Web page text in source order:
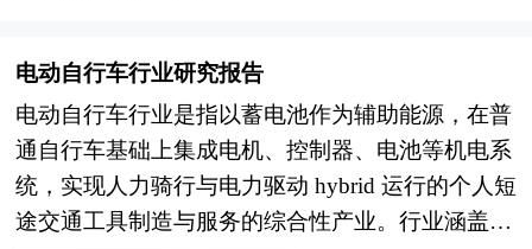
正从传统的运输生产组织向现代供应链服务、高品
质出行服务转型，其内涵外延持续拓展，价值创造
逻辑深刻重构，成为观察中国交通强国建设进程的
重要窗口。 当前，我国铁路运输服务行业正处于
深化改革与转型升级的关键攻坚期。经过多年发
电动自行车行业研究报告
电动自行车行业是指以蓄电池作为辅助能源，在普
通自行车基础上集成电机、控制器、电池等机电系
统，实现人力骑行与电力驱动 hybrid 运行的个人短
途交通工具制造与服务的综合性产业。行业涵盖整